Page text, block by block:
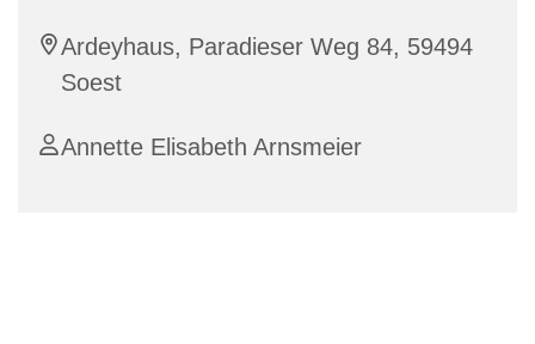
Ardeyhaus, Paradieser Weg 84, 59494
Soest
Annette Elisabeth Arnsmeier